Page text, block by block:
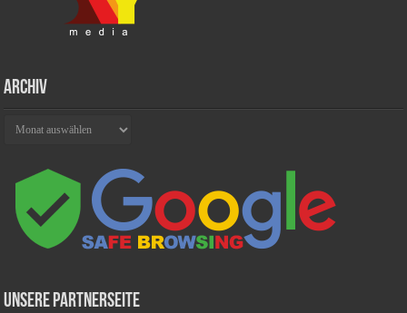
Archiv
Unsere Partnerseite